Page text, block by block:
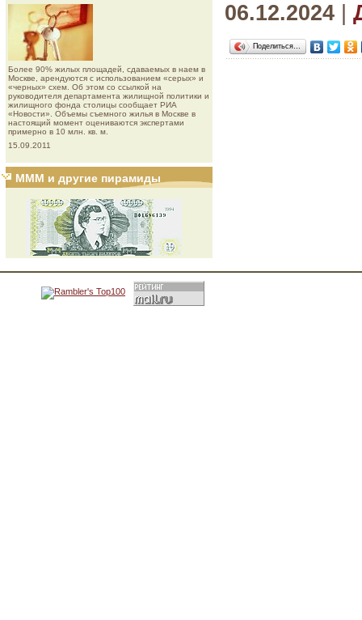
Более 90% жилых площадей, сдаваемых в наем в
Москве, арендуются с использованием «серых» и
«черных» схем. Об этом со ссылкой на
руководителя департамента жилищной политики и
жилищного фонда столицы сообщает РИА
«Новости». Объемы съемного жилья в Москве в
настоящий момент оцениваются экспертами
примерно в 10 млн. кв. м.
15.09.2011
МММ и другие пирамиды
06.12.2024
Поделиться…